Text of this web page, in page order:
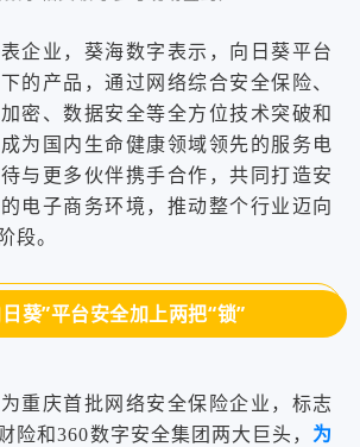
企业 ，葵海数字表示，向日葵平台
的产品，通过网络综合安全保险、
密、数据安全等全方位技术突破和
为国内生命健康领域领先的服务电
与更多伙伴携手合作，共同打造安
电子商务环境，推动整个行业迈向
段。
葵”平台安全加上两把“锁”
重庆首批网络安全保险企业，标志
险和360数字安全集团两大巨头， 为